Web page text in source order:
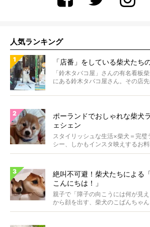
人気ランキング
「店番」をしている柴犬た
「鈴木タバコ屋」さんの有名看板
にある鈴木タバコ屋さん。その店
ポーランドでおしゃれな柴犬
ェシェン
スタイリッシュな生活×柴犬＝完
シー、しかもインスタ映えするお
ウ...
絶叫不可避！柴犬たちによる
こんにちは！」
親子で「障子の向こうには何が見
から顔を出す、柴犬のこばんちゃん
親子...